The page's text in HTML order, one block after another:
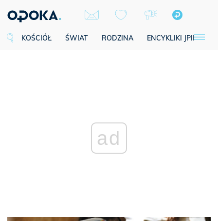
KOŚCIÓŁ ŚWIAT RODZINA ENCYKLIKI JPII
ad